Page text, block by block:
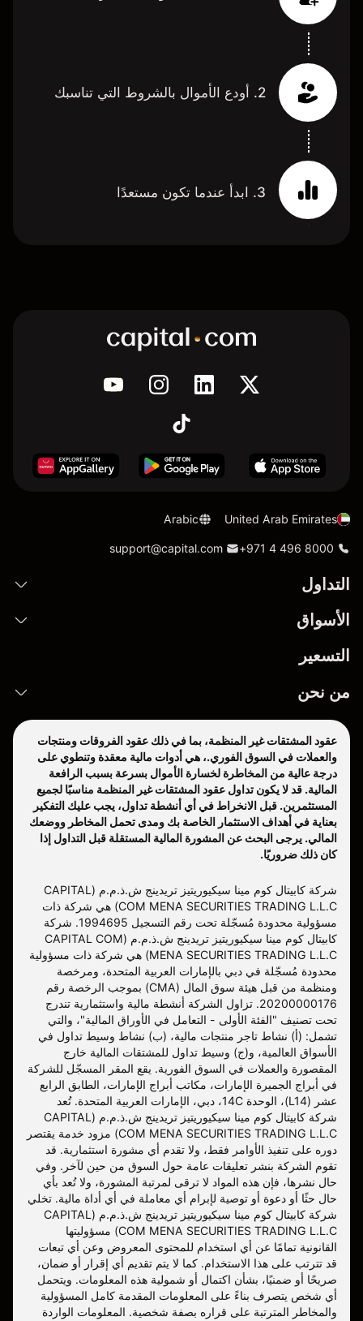
2. أودع الأموال بالشروط التي تناسبك
3. ابدأ عندما تكون مستعدًا
United Arab Emirates
Arabic
+971 4 496 8000
support@capital.com
التداول
الأسواق
التسعير
من نحن
عقود المشتقات غير المنظمة، بما في ذلك عقود الفروقات ومنتجات
والعملات في السوق الفوري.، هي أدوات مالية معقدة وتنطوي على
درجة عالية من المخاطرة لخسارة الأموال بسرعة بسبب الرافعة
المالية. قد لا يكون تداول عقود المشتقات غير المنظمة مناسبًا لجميع
المستثمرين. قبل الانخراط في أي أنشطة تداول، يجب عليك التفكير
بعناية في أهداف الاستثمار الخاصة بك ومدى تحمل المخاطر ووضعك
المالي. يرجى البحث عن المشورة المالية المستقلة قبل التداول إذا
كان ذلك ضروريًا.
شركة كابيتال كوم مينا سيكيوريتيز تريدينج ش.ذ.م.م (CAPITAL
COM MENA SECURITIES TRADING L.L.C) هي شركة ذات
مسؤولية محدودة مُسجّلة تحت رقم التسجيل 1994695. شركة
كابيتال كوم مينا سيكيوريتيز تريدينج ش.ذ.م.م (CAPITAL COM
MENA SECURITIES TRADING L.L.C) هي شركة ذات مسؤولية
محدودة مُسجّلة في دبي بالإمارات العربية المتحدة، ومرخصة
ومنظمة من قبل هيئة سوق المال (CMA) بموجب الرخصة رقم
20200000176. تزاول الشركة أنشطة مالية واستثمارية تندرج
تحت تصنيف "الفئة الأولى - التعامل في الأوراق المالية"، والتي
تشمل: (أ) نشاط تاجر منتجات مالية، (ب) نشاط وسيط تداول في
الأسواق العالمية، و(ج) وسيط تداول للمشتقات المالية خارج
المقصورة والعملات في السوق الفورية. يقع المقر المسجّل للشركة
في أبراج الجميرة الإمارات، مكاتب أبراج الإمارات، الطابق الرابع
عشر (L14)، الوحدة 14C، دبي، الإمارات العربية المتحدة. تُعد
شركة كابيتال كوم مينا سيكيوريتيز تريدينج ش.ذ.م.م (CAPITAL
COM MENA SECURITIES TRADING L.L.C) مزود خدمة يقتصر
دوره على تنفيذ الأوامر فقط، ولا تقدم أي مشورة استثمارية. قد
تقوم الشركة بنشر تعليقات عامة حول السوق من حين لآخر. وفي
حال نشرها، فإن هذه المواد لا ترقى لمرتبة المشورة، ولا تُعد بأي
حال حثًا أو دعوة أو توصية لإبرام أي معاملة في أي أداة مالية. تخلي
شركة كابيتال كوم مينا سيكيوريتيز تريدينج ش.ذ.م.م (CAPITAL
COM MENA SECURITIES TRADING L.L.C) مسؤوليتها
القانونية تمامًا عن أي استخدام للمحتوى المعروض وعن أي تبعات
قد تترتب على هذا الاستخدام. كما لا يتم تقديم أي إقرار أو ضمان،
صريحًا أو ضمنيًا، بشأن اكتمال أو شمولية هذه المعلومات. ويتحمل
أي شخص يتصرف بناءً على المعلومات المقدمة كامل المسؤولية
والمخاطر المترتبة على قراره بصفة شخصية. المعلومات الواردة